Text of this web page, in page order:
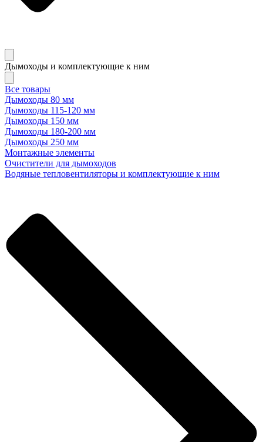
Дымоходы и комплектующие к ним
Все товары
Дымоходы 80 мм
Дымоходы 115-120 мм
Дымоходы 150 мм
Дымоходы 180-200 мм
Дымоходы 250 мм
Монтажные элементы
Очистители для дымоходов
Водяные тепловентиляторы и комплектующие к ним